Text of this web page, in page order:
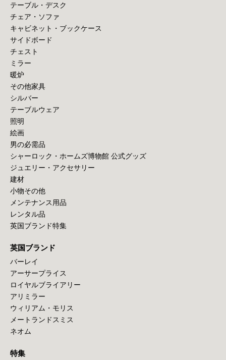
テーブル・デスク
チェア・ソファ
キャビネット・ブックケース
サイドボード
チェスト
ミラー
暖炉
その他家具
シルバー
テーブルウェア
照明
絵画
男の必需品
シャーロック・ホームズ博物館 公式グッズ
ジュエリー・アクセサリー
建材
小物その他
メンテナンス用品
レンタル品
英国ブランド特集
英国ブランド
バーレイ
アーサープライス
ロイヤルブライアリー
アリミラー
ウィリアム・モリス
メートランドスミス
ネオム
特集